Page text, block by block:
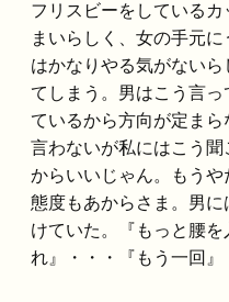
フリスビーをしている
まいらしく、女の手元
はかなりやる気がない
てしまう。男はこう言
ているから方向が定ま
言わないが私にはこう
からいいじゃん。もう
態度もあからさま。男
けていた。『もっと腰
れ』・・・『もう一回』